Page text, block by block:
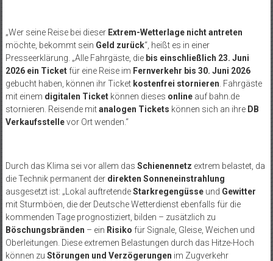
„Wer seine Reise bei dieser Extrem-Wetterlage nicht antreten
möchte, bekommt sein Geld zurück“, heißt es in einer
Presseerklärung. „Alle Fahrgäste, die bis einschließlich 23. Juni
2026 ein Ticketfür eine Reise im Fernverkehr bis 30. Juni 2026
gebucht haben, können ihr Ticket kostenfrei stornieren . Fahrgäste
mit einem digitalen Ticketkönnen dieses onlineauf bahn.de
stornieren. Reisende mitanalogen Tickets können sich an ihre DB
Verkaufsstellevor Ort wenden.“
Durch das Klima sei vor allem das Schienennetz extrem belastet, da
die Technik permanent der direkten Sonneneinstrahlung
ausgesetzt ist: „Lokal auftretendeStarkregengüsseund Gewitter
mit Sturmböen, die der Deutsche Wetterdienst ebenfalls für die
kommenden Tage prognostiziert, bilden – zusätzlich zu
Böschungsbränden – ein Risiko für Signale, Gleise, Weichen und
Oberleitungen. Diese extremen Belastungen durch das Hitze-Hoch
können zu Störungen und Verzögerungen im Zugverkehr